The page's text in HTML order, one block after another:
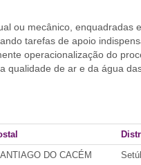
ou mecânico, enquadradas
tarefas de apoio
operacionalização do
qualidade de ar e da água
DO CACÉM